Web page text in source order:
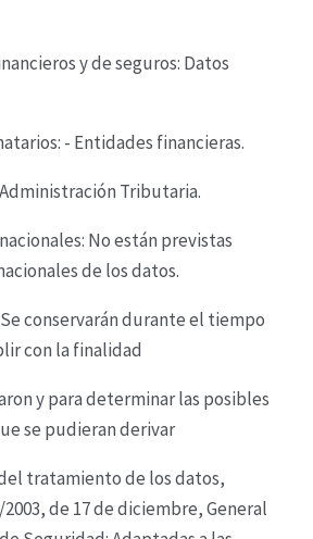
y de seguros: Datos
- Entidades financieras.
Tributaria.
No están previstas
de los datos.
conservarán durante el tiempo
con la finalidad
y para determinar las posibles
se pudieran derivar
tratamiento de los datos,
de 17 de diciembre,General